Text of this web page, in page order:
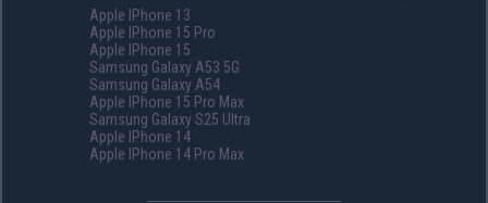
Apple IPhone 13
Apple IPhone 15 Pro
Apple IPhone 15
Samsung Galaxy A53 5G
Samsung Galaxy A54
Apple IPhone 15 Pro Max
Samsung Galaxy S25 Ultra
Apple IPhone 14
Apple IPhone 14 Pro Max